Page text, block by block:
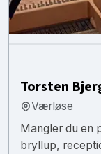
Torsten
Værløse
Mangler du en
bryllup,